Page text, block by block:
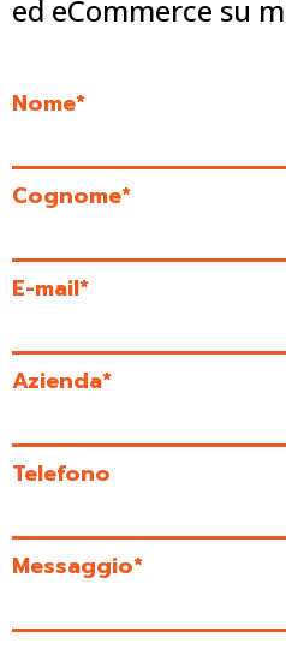
ed eCommerce su
Nome*
Cognome*
E-mail*
Azienda*
Telefono
Messaggio*